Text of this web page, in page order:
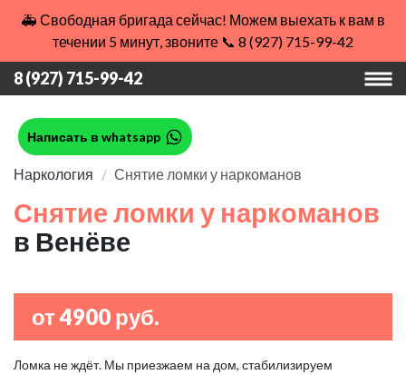
🚑 Свободная бригада сейчас! Можем выехать к вам в
течении 5 минут, звоните 📞 8 (927) 715-99-42
8 (927) 715-99-42
Написать в whatsapp
Наркология Снятие ломки у наркоманов
Снятие ломки у наркоманов
в Венёве
от 4900 руб.
Ломка не ждёт. Мы приезжаем на дом, стабилизируем